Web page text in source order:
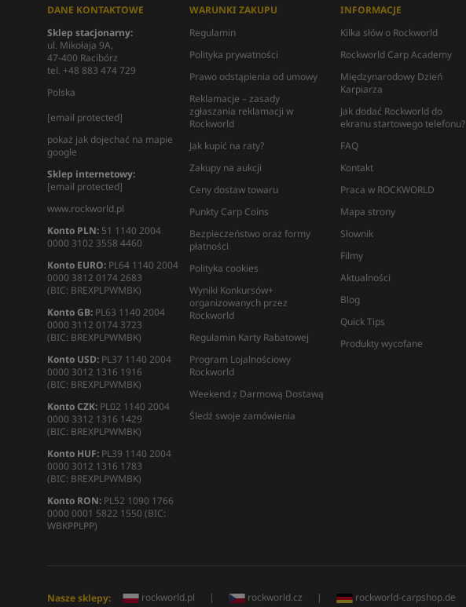
DANE KONTAKTOWE
Sklep stacjonarny:
ul. Mikołaja 9A,
47-400 Racibórz
tel. +48 883 474 729
Polska
[email protected]
pokaż jak dojechać na mapie
google
Sklep internetowy:
[email protected]
www.rockworld.pl
Konto PLN:51 1140 2004
0000 3102 3558 4460
Konto EURO:PL64 1140 2004
0000 3812 0174 2683
(BIC: BREXPLPWMBK)
Konto GB:PL63 1140 2004
0000 3112 0174 3723
(BIC: BREXPLPWMBK)
Konto USD:PL37 1140 2004
0000 3012 1316 1916
(BIC: BREXPLPWMBK)
Konto CZK:PL02 1140 2004
0000 3312 1316 1429
(BIC: BREXPLPWMBK)
Konto HUF:PL39 1140 2004
0000 3012 1316 1783
(BIC: BREXPLPWMBK)
Konto RON:PL52 1090 1766
0000 0001 5822 1550 (BIC:
WBKPPLPP)
WARUNKI ZAKUPU
Regulamin
Polityka prywatności
Prawo odstąpienia od umowy
Reklamacje – zasady
zgłaszania reklamacji w
Rockworld
Jak kupić na raty?
Zakupy na aukcji
Ceny dostaw towaru
Punkty Carp Coins
Bezpieczeństwo oraz formy
płatności
Polityka cookies
Wyniki Konkursów+
organizowanych przez
Rockworld
Regulamin Karty Rabatowej
Program Lojalnościowy
Rockworld
Weekend z Darmową Dostawą
Śledź swoje zamówienia
INFORMACJE
Kilka słów o Rockworld
Rockworld Carp Academy
Międzynarodowy Dzień
Karpiarza
Jak dodać Rockworld do
ekranu startowego telefonu?
FAQ
Kontakt
Praca w ROCKWORLD
Mapa strony
Słownik
Filmy
Aktualności
Blog
Quick Tips
Produkty wycofane
Nasze sklepy: rockworld.pl | rockworld.cz | rockworld-carpshop.de